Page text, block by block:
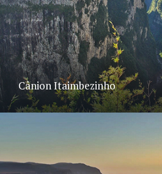
Cânion Itaimbezinho